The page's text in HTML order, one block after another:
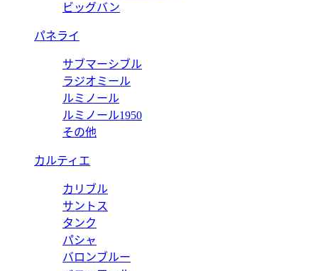
ビッグバン
パネライ
サブマーシブル
ラジオミール
ルミノール
ルミノール1950
その他
カルティエ
カリブル
サントス
タンク
パシャ
バロンブルー